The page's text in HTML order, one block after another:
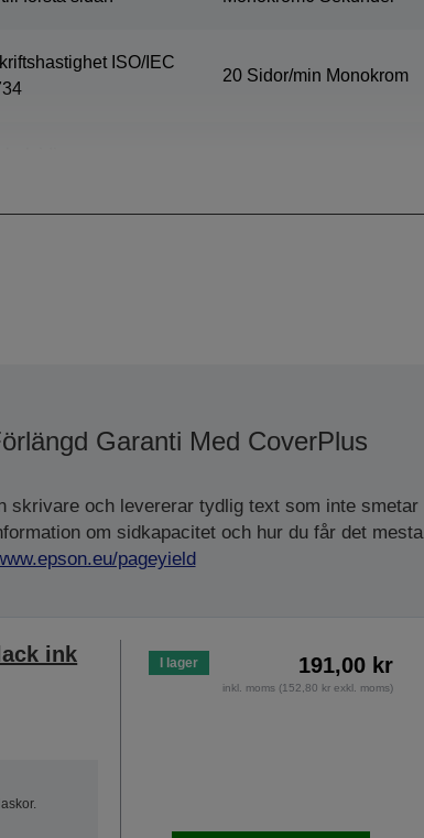
ISO/IEC
20 Sidor/min Monokrom
Garanti Med CoverPlus
skrivare och levererar tydlig text som inte smetar
om sidkapacitet och hur du får det mesta
pageyield
ink
I lager 191,00 kr
inkl. moms (152,80 kr exkl. moms)